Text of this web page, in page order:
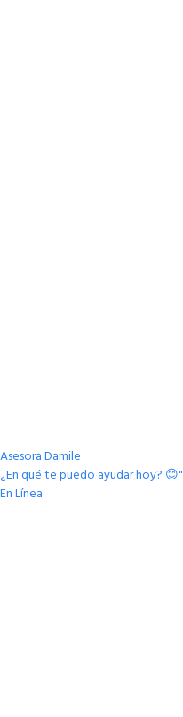
Asesora Damile
¿En qué te puedo ayudar hoy? 😊"
En Línea